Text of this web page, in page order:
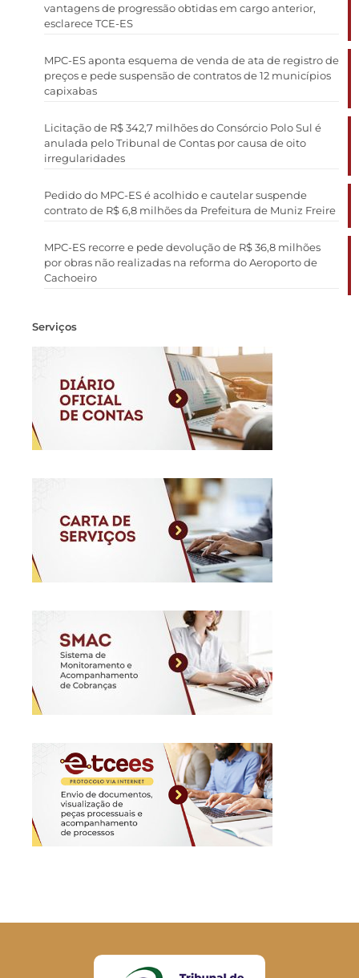
vantagens de progressão obtidas em cargo anterior,
esclarece TCE-ES
MPC-ES aponta esquema de venda de ata de registro de
preços e pede suspensão de contratos de 12 municípios
capixabas
Licitação de R$ 342,7 milhões do Consórcio Polo Sul é
anulada pelo Tribunal de Contas por causa de oito
irregularidades
Pedido do MPC-ES é acolhido e cautelar suspende
contrato de R$ 6,8 milhões da Prefeitura de Muniz Freire
MPC-ES recorre e pede devolução de R$ 36,8 milhões
por obras não realizadas na reforma do Aeroporto de
Cachoeiro
Serviços